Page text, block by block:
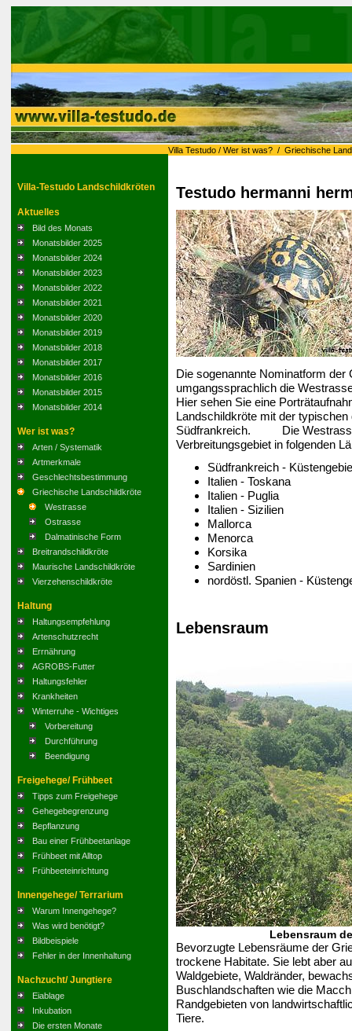
Villa Testudo / Wer ist was? / Griechische
Villa-Testudo Landschildkröten
Aktuelles
Bild des Monats
Monatsbilder 2025
Monatsbilder 2024
Monatsbilder 2023
Monatsbilder 2022
Monatsbilder 2021
Monatsbilder 2020
Monatsbilder 2019
Monatsbilder 2018
Monatsbilder 2017
Monatsbilder 2016
Monatsbilder 2015
Monatsbilder 2014
Wer ist was?
Arten / Systematik
Artmerkmale
Geschlechtsbestimmung
Griechische Landschildkröte
Westrasse
Ostrasse
Dalmatinische Form
Breitrandschildkröte
Maurische Landschildkröte
Vierzehenschildkröte
Haltung
Haltungsempfehlung
Artenschutzrecht
Errnährung
AGROBS-Futter
Haltungsfehler
Krankheiten
Winterruhe - Wichtiges
Vorbereitung
Durchführung
Beendigung
Freigehege/ Frühbeet
Tipps zum Freigehege
Gehegebegrenzung
Bepflanzung
Bau einer Frühbeetanlage
Frühbeet mit Alltop
Frühbeeteinrichtung
Innengehege/ Terrarium
Warum Innengehege?
Was wird benötigt?
Bildbeispiele
Fehler in der Innenhaltung
Nachzucht/ Jungtiere
Eiablage
Inkubation
Die ersten Monate
Testudo hermanni
Die sogenannte Nominatform
umgangssprachlich die
Hier sehen Sie eine
Landschildkröte mit der
Südfrankreich. Die Westrasse
Verbreitungsgebiet in folgenden
Südfrankreich -
Italien - Toskana
Italien - Puglia
Italien - Sizilien
Mallorca
Menorca
Korsika
Sardinien
nordöstl. Spanien -
Lebensraum
Lebensraum
Bevorzugte Lebensräume der
trockene Habitate. Sie lebt aber
Waldgebiete, Waldränder,
Buschlandschaften wie die
Randgebieten von
Tiere.